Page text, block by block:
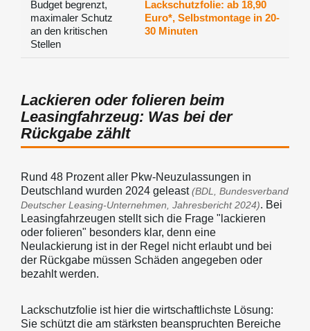
Budget begrenzt,
maximaler Schutz
an den kritischen
Stellen
Lackschutzfolie: ab 18,90
Euro*, Selbstmontage in 20-
30 Minuten
Lackieren oder folieren beim
Leasingfahrzeug: Was bei der
Rückgabe zählt
Rund 48 Prozent aller Pkw-Neuzulassungen in
Deutschland wurden 2024 geleast(BDL, Bundesverband
Deutscher Leasing-Unternehmen, Jahresbericht 2024). Bei
Leasingfahrzeugen stellt sich die Frage "lackieren
oder folieren" besonders klar, denn eine
Neulackierung ist in der Regel nicht erlaubt und bei
der Rückgabe müssen Schäden angegeben oder
bezahlt werden.
Lackschutzfolie ist hier die wirtschaftlichste Lösung:
Sie schützt die am stärksten beanspruchten Bereiche